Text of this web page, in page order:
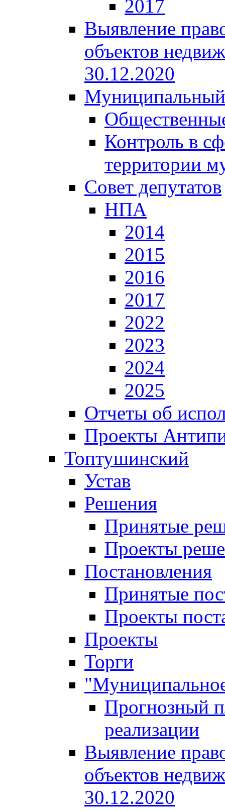
2017
Выявление
объектов
30.12.2020
Муниципальный
Контроль в
территории
Совет депутатов
НПА
2014
2015
2016
2017
2022
2023
2024
2025
Отчеты об
Проекты
Топтушинский
Устав
Решения
Принятые
Проекты
Постановления
Принятые
Проекты
Проекты
Торги
Прогнозный
реализации
Выявление
объектов
30.12.2020